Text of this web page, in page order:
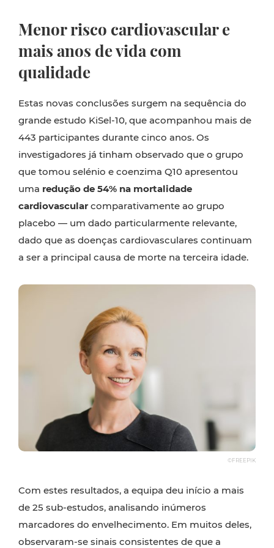
Menor risco cardiovascular e
mais anos de vida com
qualidade
Estas novas conclusões surgem na sequência do
grande estudo KiSel-10, que acompanhou mais de
443 participantes durante cinco anos. Os
investigadores já tinham observado que o grupo
que tomou selénio e coenzima Q10 apresentou
uma redução de 54% na mortalidade
cardiovascular comparativamente ao grupo
placebo — um dado particularmente relevante,
dado que as doenças cardiovasculares continuam
a ser a principal causa de morte na terceira idade.
©FREEPIK
Com estes resultados, a equipa deu início a mais
de 25 sub-estudos, analisando inúmeros
marcadores do envelhecimento. Em muitos deles,
observaram-se sinais consistentes de que a